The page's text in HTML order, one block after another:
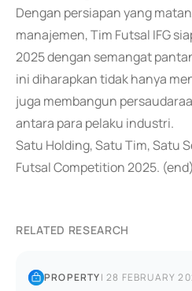
Dengan persiapan yang
manajemen, Tim Futsal IFG
2025 dengan semangat
ini diharapkan tidak hanya
juga membangun
antara para pelaku industri.
Satu Holding, Satu Tim, Satu
Futsal Competition 2025. (end)
RELATED RESEARCH
PROPERTY|28 FEBRUARY